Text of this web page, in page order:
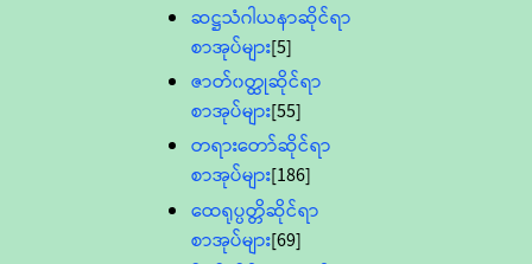
ဆဋ္ဌသံဂါယနာဆိုင်ရာ
စာအုပ်များ[5]
ဇာတ်၀တ္ထုဆိုင်ရာ
စာအုပ်များ[55]
တရားတော်ဆိုင်ရာ
စာအုပ်များ[186]
ထေရုပ္ပတ္တိဆိုင်ရာ
စာအုပ်များ[69]